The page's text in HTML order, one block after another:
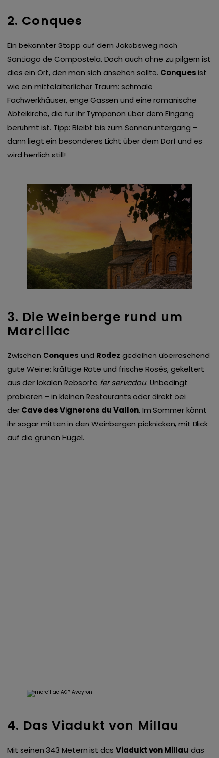
2. Conques
Ein bekannter Stopp auf dem Jakobsweg nach
Santiago de Compostela. Doch auch ohne zu pilgern ist
dies ein Ort, den man sich ansehen sollte. Conques ist
wie ein mittelalterlicher Traum: schmale
Fachwerkhäuser, enge Gassen und eine romanische
Abteikirche, die für ihr Tympanon über dem Eingang
berühmt ist. Tipp: Bleibt bis zum Sonnenuntergang –
dann liegt ein besonderes Licht über dem Dorf und es
wird herrlich still!
3. Die Weinberge rund um
Marcillac
Zwischen Conques und Rodez gedeihen überraschend
gute Weine: kräftige Rote und frische Rosés, gekeltert
aus der lokalen Rebsorte fer servadou. Unbedingt
probieren – in kleinen Restaurants oder direkt bei
der Cave des Vignerons du Vallon. Im Sommer könnt
ihr sogar mitten in den Weinbergen picknicken, mit Blick
auf die grünen Hügel.
4. Das Viadukt von Millau
Mit seinen 343 Metern ist das Viadukt von Millau das